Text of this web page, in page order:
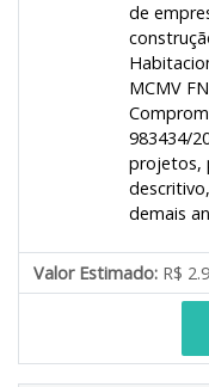
de
MCMV
983434/
projetos,
demais
Valor Estimado: R$